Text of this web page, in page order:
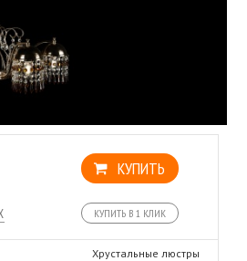
КУПИТЬ
КУПИТЬ В 1 КЛИК
Хрустальные люстры